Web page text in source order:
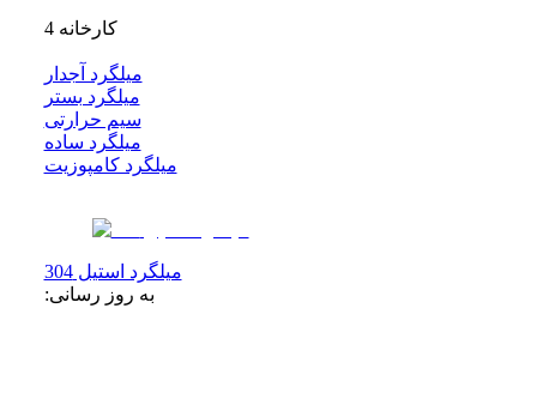
4 کارخانه
میلگرد آجدار
میلگرد بستر
سیم حرارتی
میلگرد ساده
میلگرد کامپوزیت
میلگرد استیل 304
به روز رسانی: